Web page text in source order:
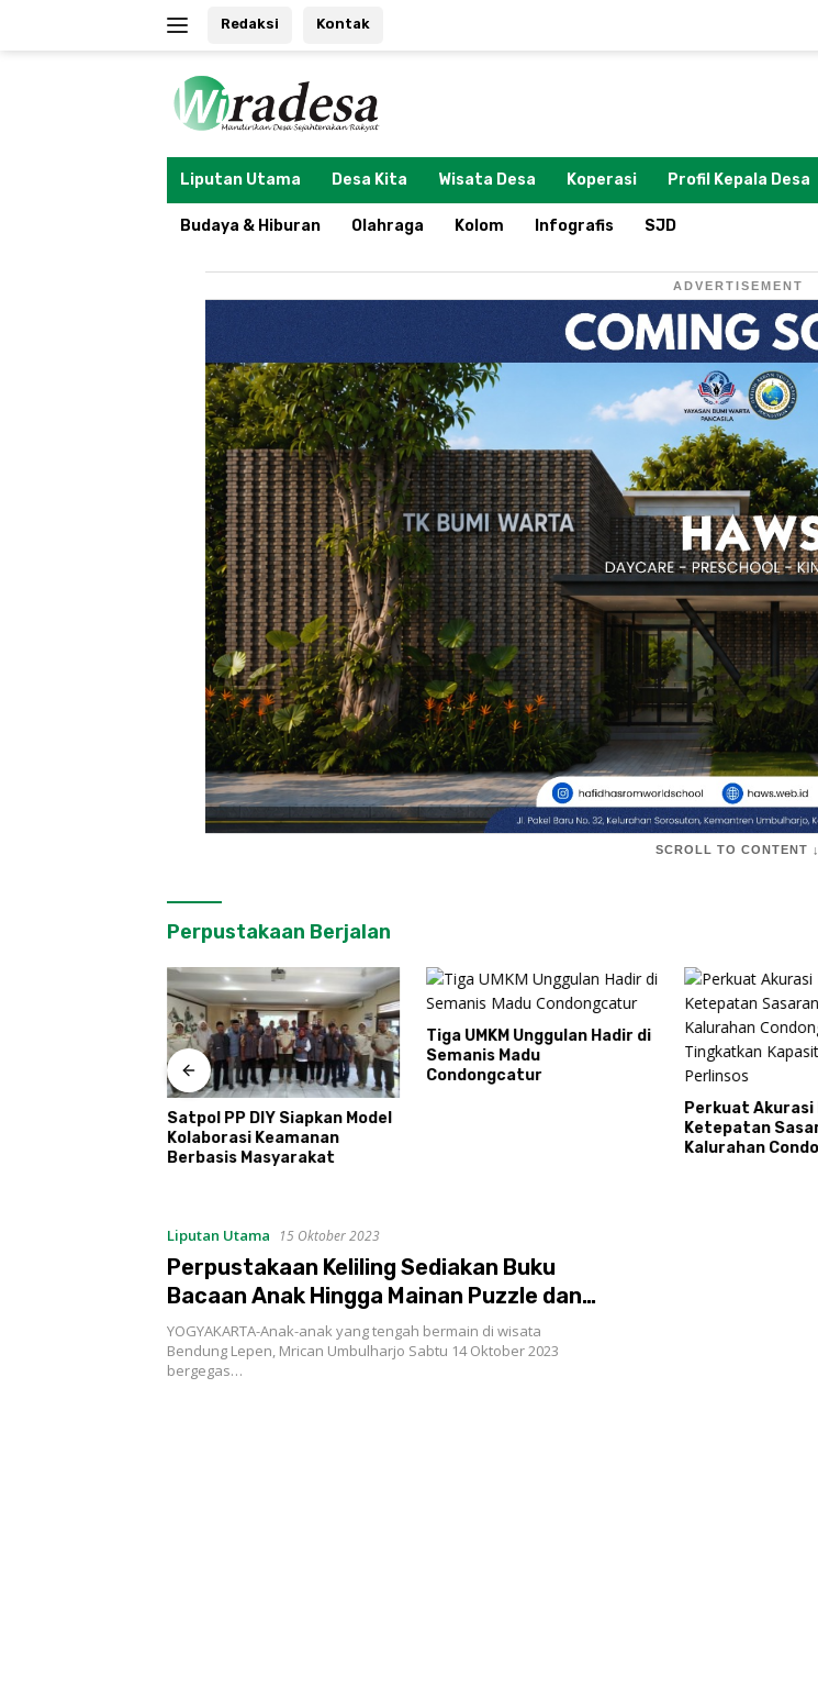
Redaksi Kontak
Liputan Utama Desa Kita Wisata Desa Koperasi Profil Kepala Desa
Budaya & Hiburan Olahraga Kolom Infografis SJD
ADVERTISEMENT
SCROLL TO CONTENT ↓
Perpustakaan Berjalan
Satpol PP DIY Siapkan Model
Kolaborasi Keamanan
Berbasis Masyarakat
Tiga UMKM Unggulan Hadir di
Semanis Madu
Condongcatur
Perkuat Akurasi
Ketepatan
Kalurahan
Liputan Utama 15 Oktober 2023
Perpustakaan Keliling Sediakan Buku
Bacaan Anak Hingga Mainan Puzzle dan
Lego
YOGYAKARTA-Anak-anak yang tengah bermain di wisata
Bendung Lepen, Mrican Umbulharjo Sabtu 14 Oktober 2023
bergegas…